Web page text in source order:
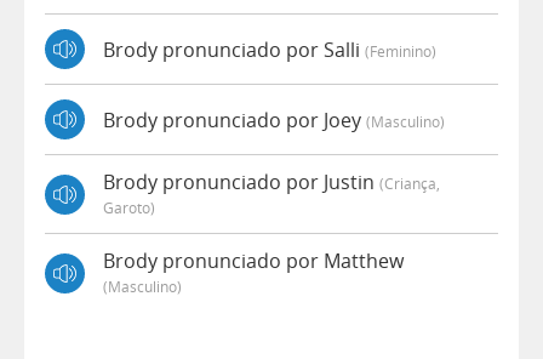
Brody pronunciado por Salli (feminino)
Brody pronunciado por Joey (masculino)
Brody pronunciado por Justin (criança,
Garoto)
Brody pronunciado por Matthew
(masculino)